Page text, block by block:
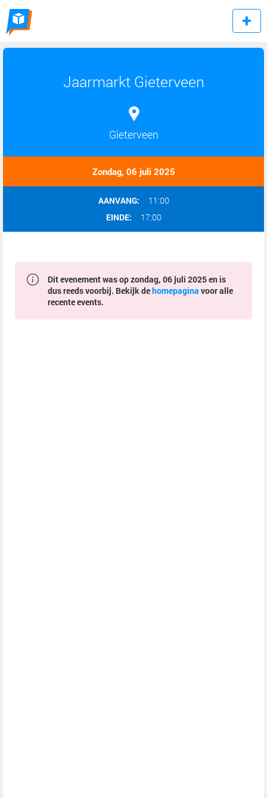
Jaarmarkt Gieterveen
Gieterveen
Zondag, 06 juli 2025
AANVANG:
11:00
EINDE:
17:00
Dit evenement was op zondag, 06 juli 2025 en is
dus reeds voorbij. Bekijk dehomepagina voor alle
recente events.